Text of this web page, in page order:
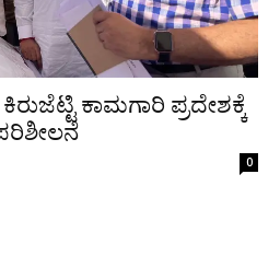
ಕಾಮಗಾರಿ ಪ್ರದೇಶಕ್ಕೆ
0